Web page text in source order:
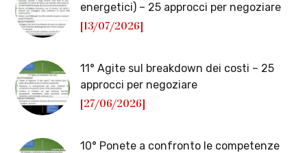
energetici) – 25 approcci per negoziare
[13/07/2026]
11° Agite sul breakdown dei costi – 25
approcci per negoziare
[27/06/2026]
10° Ponete a confronto le competenze